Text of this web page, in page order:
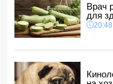
Врач
для